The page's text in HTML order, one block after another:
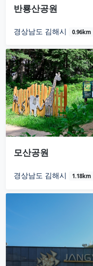
반룡산공원
경상남도 김해시 0.96km
모산공원
경상남도 김해시 1.18km